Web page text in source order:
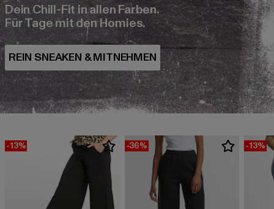
Dein Chill-Fit in allen Farben.
Für Tage mit den Homies.
-13% -36% -13%